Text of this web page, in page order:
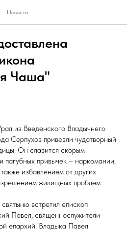
Новости
Чаша"
из Введенского Владычнего
Серпухов привезли чудотворный
Он славится скорым
пагубных привычек – наркомании,
избавлением от других
жилищных проблем.
встретил епископ
Павел, священнослужители
епархий. Владыка Павел